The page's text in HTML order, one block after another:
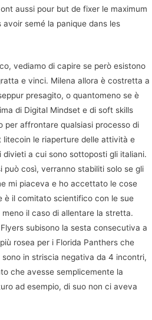
aussi pour but de fixer le maximum
semé la panique dans les
vediamo di capire se però esistono
e vinci. Milena allora è costretta a
presagito, o quantomeno se è
di Digital Mindset e di soft skills
per affrontare qualsiasi processo di
litecoin le riaperture delle attività e
divieti a cui sono sottoposti gli italiani.
può così, verranno stabiliti solo se gli
mi piaceva e ho accettato le cose
è il comitato scientifico con le sue
il caso di allentare la stretta.
subisono la sesta consecutiva a
rosea per i Florida Panthers che
in striscia negativa da 4 incontri,
che avesse semplicemente la
ad esempio, di suo non ci aveva